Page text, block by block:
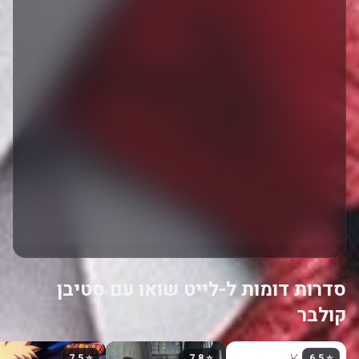
סדרות דומות ל-לייט שואו עם סטיבן
קולבר